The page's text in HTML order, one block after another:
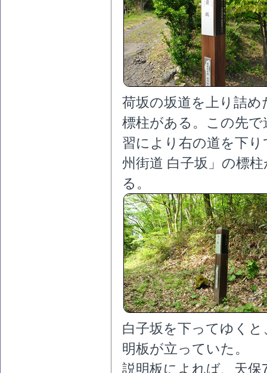
荷坂の坂道を上り詰
標柱がある。この先
習により右の道を下
州街道 白子坂」の標
る。
白子坂を下ってゆく
明板が立っていた。
説明板によれば、天保